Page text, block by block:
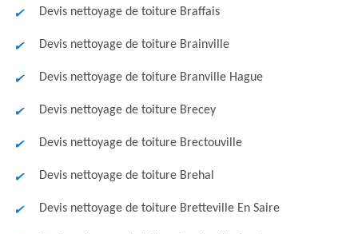
Devis nettoyage de toiture Braffais
Devis nettoyage de toiture Brainville
Devis nettoyage de toiture Branville Hague
Devis nettoyage de toiture Brecey
Devis nettoyage de toiture Brectouville
Devis nettoyage de toiture Brehal
Devis nettoyage de toiture Bretteville En Saire